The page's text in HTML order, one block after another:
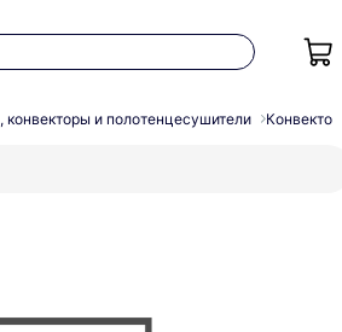
конвекторы и полотенцесушители